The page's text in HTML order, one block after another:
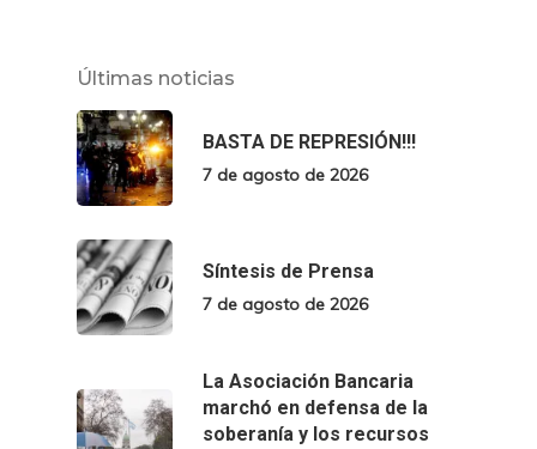
Últimas noticias
BASTA DE REPRESIÓN!!!
7 de agosto de 2026
Síntesis de Prensa
7 de agosto de 2026
La Asociación Bancaria
marchó en defensa de la
soberanía y los recursos